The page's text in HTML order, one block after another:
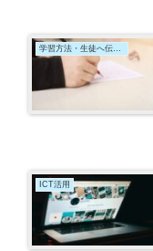
学習方法・生徒へ伝えたいこと
ICT活用